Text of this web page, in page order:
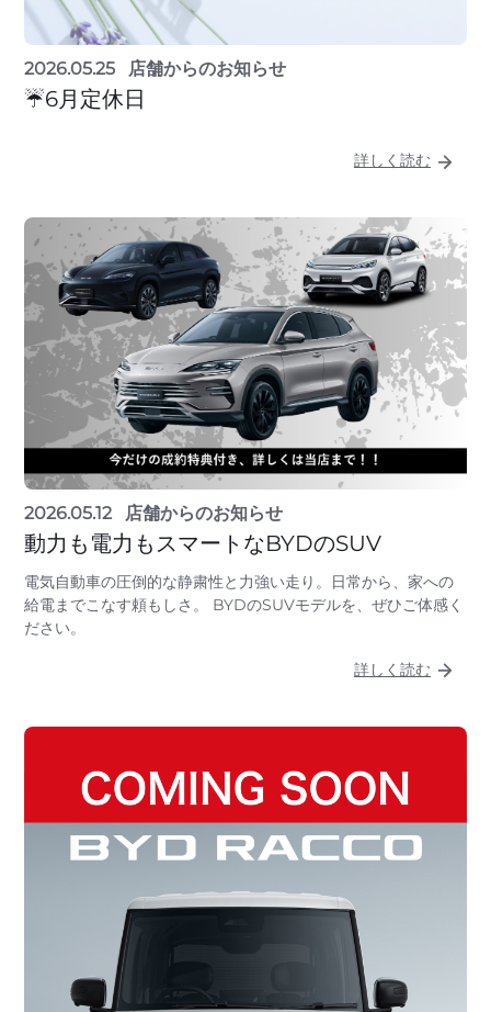
2026.05.25 店舗からのお知らせ
☔6月定休日
詳しく読む
2026.05.12 店舗からのお知らせ
動力も電力もスマートなBYDのSUV
電気自動車の圧倒的な静粛性と力強い走り。日常から、家への
給電までこなす頼もしさ。 BYDのSUVモデルを、ぜひご体感く
ださい。
詳しく読む